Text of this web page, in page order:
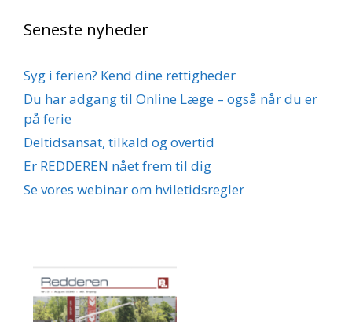
Seneste nyheder
Syg i ferien? Kend dine rettigheder
Du har adgang til Online Læge – også når du er
på ferie
Deltidsansat, tilkald og overtid
Er REDDEREN nået frem til dig
Se vores webinar om hviletidsregler